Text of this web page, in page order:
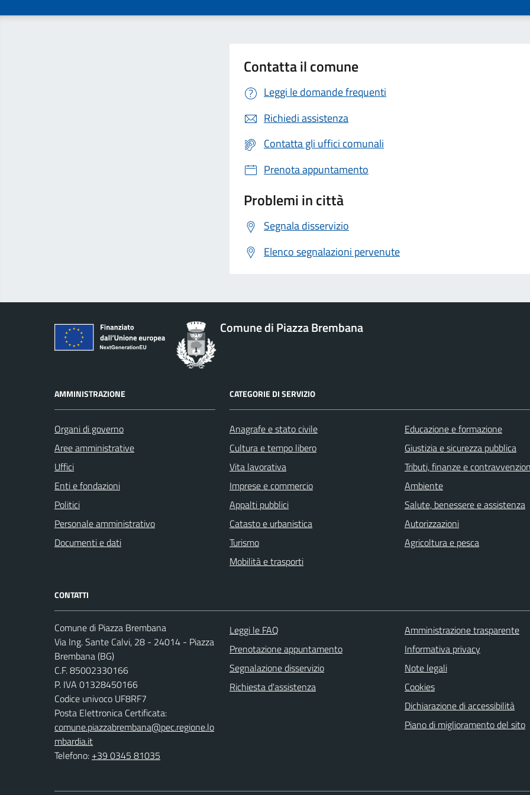
Contatta il comune
Leggi le domande frequenti
Richiedi assistenza
Contatta gli uffici comunali
Prenota appuntamento
Problemi in città
Segnala disservizio
Elenco segnalazioni pervenute
Comune di Piazza Brembana
AMMINISTRAZIONE
Organi di governo
Aree amministrative
Uffici
Enti e fondazioni
Politici
Personale amministrativo
Documenti e dati
CATEGORIE DI SERVIZIO
Anagrafe e stato civile
Cultura e tempo libero
Vita lavorativa
Imprese e commercio
Appalti pubblici
Catasto e urbanistica
Turismo
Mobilità e trasporti
Educazione e formazione
Giustizia e sicurezza pubblica
Tributi, finanze e
Ambiente
Salute, benessere e assistenza
Autorizzazioni
Agricoltura e pesca
CONTATTI
Comune di Piazza Brembana
Via Ing. Sante Calvi, 28 - 24014 - Piazza
Brembana (BG)
C.F. 85002330166
P. IVA 01328450166
Codice univoco UF8RF7
Posta Elettronica Certificata:
comune.piazzabrembana@pec.regione.lo
mbardia.it
Telefono: +39 0345 81035
Leggi le FAQ
Prenotazione appuntamento
Segnalazione disservizio
Richiesta d'assistenza
Amministrazione trasparente
Informativa privacy
Note legali
Cookies
Dichiarazione di accessibilità
Piano di miglioramento del sito